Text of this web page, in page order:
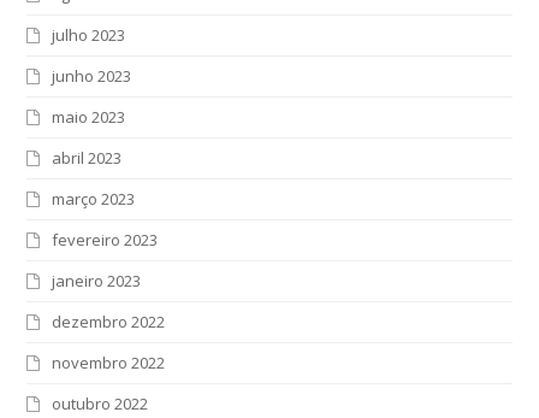
julho 2023
junho 2023
maio 2023
abril 2023
março 2023
fevereiro 2023
janeiro 2023
dezembro 2022
novembro 2022
outubro 2022